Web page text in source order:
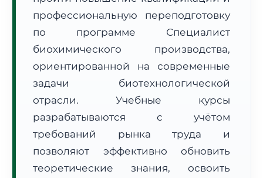
Расчет логистики оригиналов:
• Экспресс-доставка СДЭК / Почтой:1–2 рабочих дня
📜 Документы и аккредитация
профессиональную переподготовку
по программе Специалист
биохимического производства,
ориентированной на современные
задачи биотехнологической
отрасли. Учебные курсы
разрабатываются с учётом
требований рынка труда и
позволяют эффективно обновить
теоретические знания, освоить